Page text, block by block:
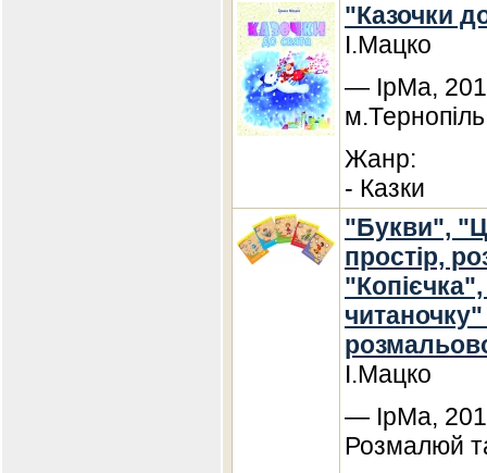
"Казочки
І.Мацко
— ІрМа,
м.Тернопіль
Жанр:
- Казки
"Букви",
простір,
І.Мацко
— ІрМа,
Розмалюй